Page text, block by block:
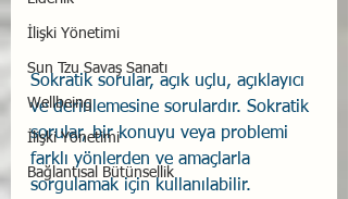
İlişki Yönetimi
Sun Tzu Savaş Sanatı
Wellbeing
İlişki Yönetimi
Bağlantısal Bütünsellik
Sokratik sorular, açık uçlu, açıklayıcı
ve derinlemesine sorulardır. Sokratik
sorular, bir konuyu veya problemi
farklı yönlerden ve amaçlarla
sorgulamak için kullanılabilir.